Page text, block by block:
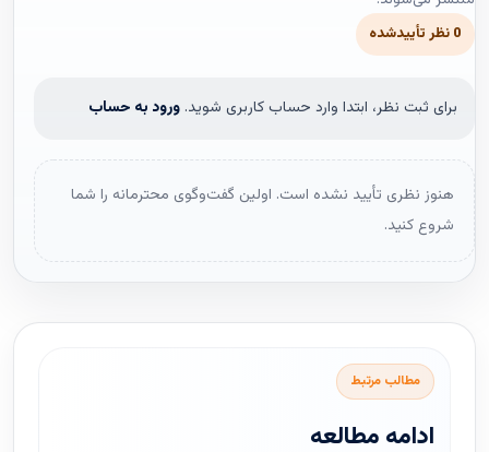
0 نظر تأییدشده
برای ثبت نظر، ابتدا وارد حساب کاربری شوید. ورود به حساب
هنوز نظری تأیید نشده است. اولین گفت‌وگوی محترمانه را شما
شروع کنید.
مطالب مرتبط
ادامه مطالعه